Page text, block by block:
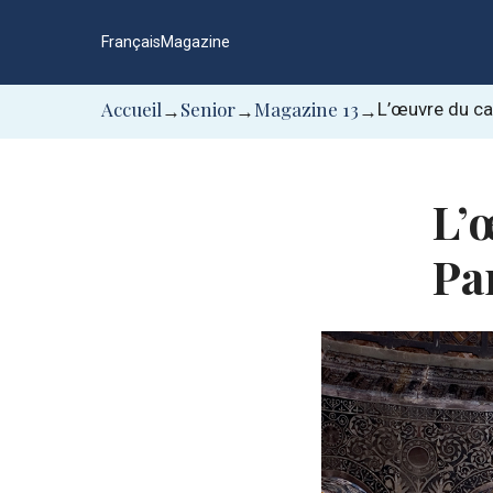
FrançaisMagazine
Accueil → Senior→ Magazine 13 → L’œuvre du